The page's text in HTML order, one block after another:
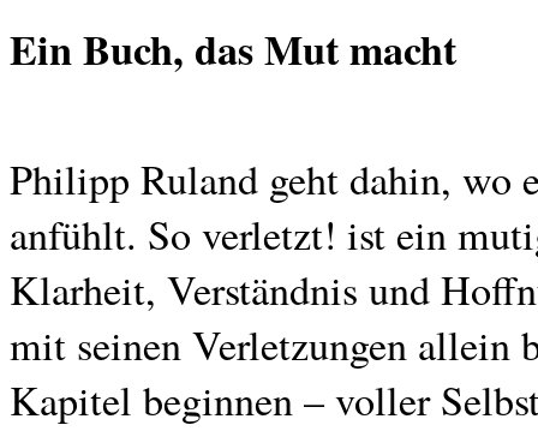
Ein Buch, das Mut macht
Philipp Ruland geht dahin, wo
anfühlt. So verletzt! ist ein
Klarheit, Verständnis und
mit seinen Verletzungen allein
Kapitel beginnen – voller